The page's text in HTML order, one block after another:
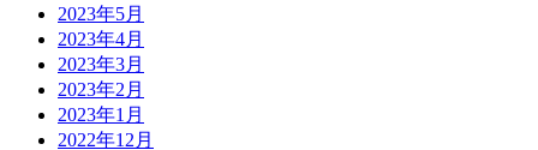
2023年5月
2023年4月
2023年3月
2023年2月
2023年1月
2022年12月